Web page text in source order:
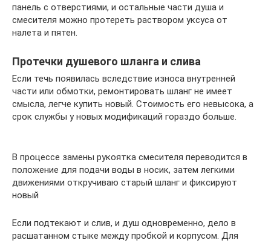
панель с отверстиями, и остальные части душа и
смесителя можно протереть раствором уксуса от
налета и пятен.
Протечки душевого шланга и слива
Если течь появилась вследствие износа внутренней
части или обмотки, ремонтировать шланг не имеет
смысла, легче купить новый. Стоимость его невысока, а
срок службы у новых модификаций гораздо больше.
В процессе замены рукоятка смесителя переводится в
положение для подачи воды в носик, затем легкими
движениями откручиваю старый шланг и фиксируют
новый
Если подтекают и слив, и душ одновременно, дело в
расшатанном стыке между пробкой и корпусом. Для